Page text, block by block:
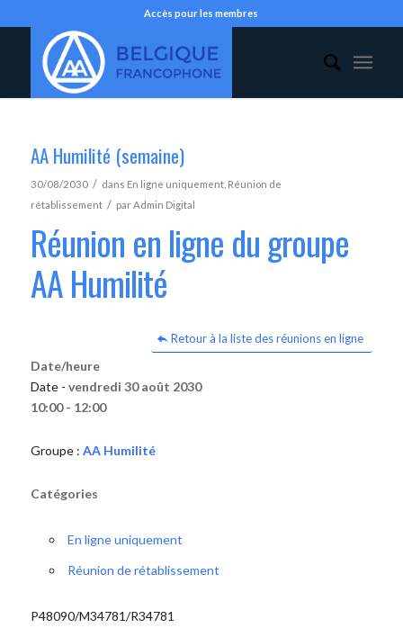
Accès pour les membres
AA Humilité (semaine)
30/08/2030 / dans En ligne uniquement, Réunion de
rétablissement / parAdmin Digital
Réunion en ligne du groupe
AA Humilité
Retour à la liste des réunions en ligne
Date/heure
Date - vendredi 30 août 2030
10:00 - 12:00
Groupe : AA Humilité
Catégories
En ligne uniquement
Réunion de rétablissement
P48090/M34781/R34781